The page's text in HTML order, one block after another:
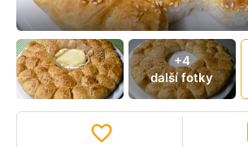
+4
další fotky